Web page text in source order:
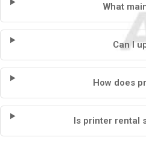
What
Can I
How does
Is printer rental